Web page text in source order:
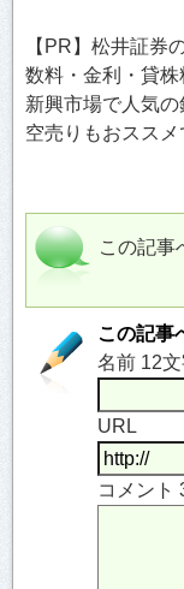
【PR】松井証券
数料・金利・貸株
新興市場で人気
空売りもおススメ
この記事
この記事
名前 12
URL
コメント